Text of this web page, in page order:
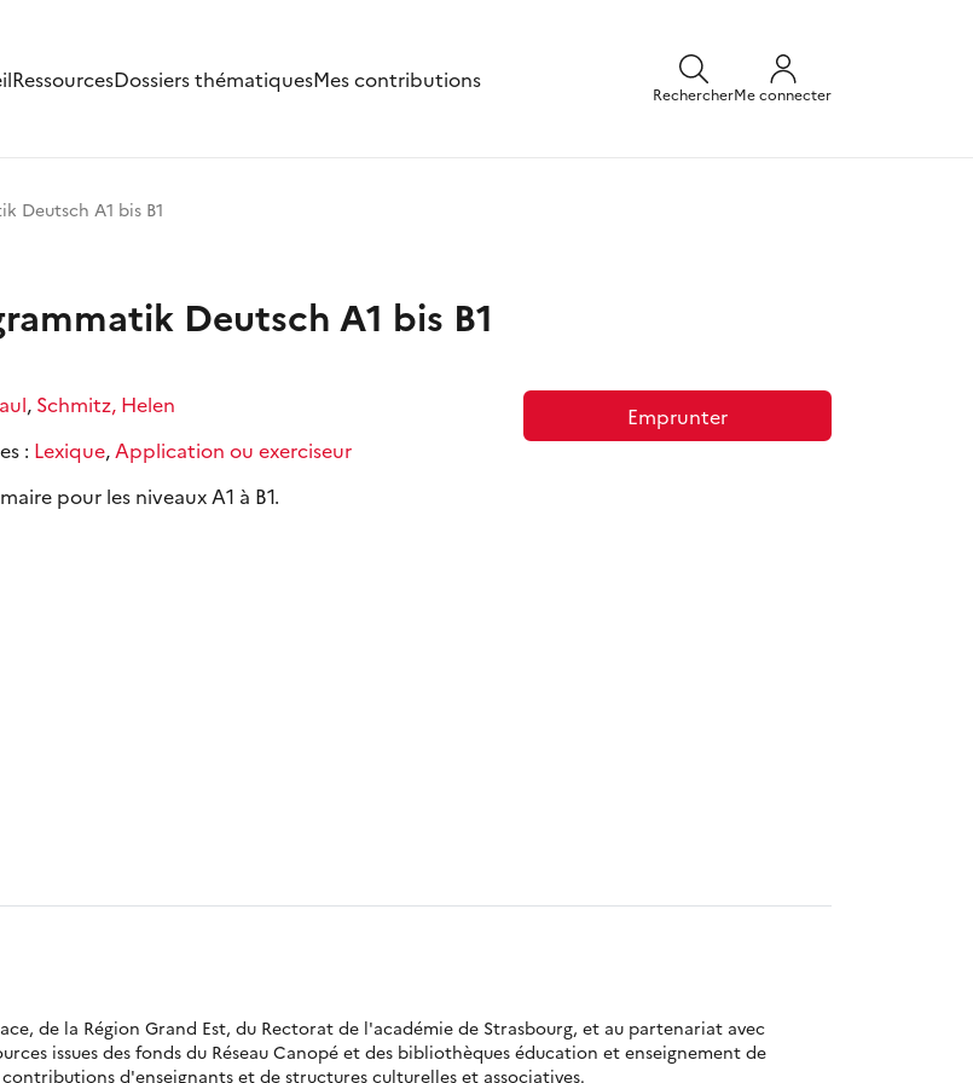
RessourcesDossiers thématiquesMes contributions
RechercherMe connecter
Deutsch A1 bis B1
Deutsch A1 bis B1
, Schmitz, Helen
: Lexique, Application ou exerciseur
pour les niveaux A1 à B1.
Emprunter
de la Région Grand Est, du Rectorat de l'académie de Strasbourg, et au partenariat avec
issues des fonds du Réseau Canopé et des bibliothèques éducation et enseignement de
d'enseignants et de structures culturelles et associatives.